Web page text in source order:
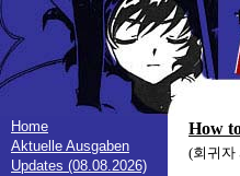
Home
Aktuelle Ausgaben
Updates (08.08.2026)
How
(회귀자